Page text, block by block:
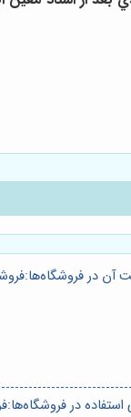
آن در
استفاده در